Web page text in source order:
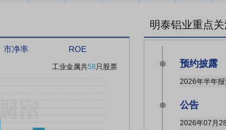
市净率 ROE
工业金属共58只股票
明泰铝业重点关
预约披露
2026年半年
公告
2026年07月